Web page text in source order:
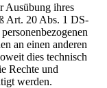
Ausübung ihres
Art. 20 Abs. 1 DS-
an einen anderen
dies technisch
Rechte und
werden.